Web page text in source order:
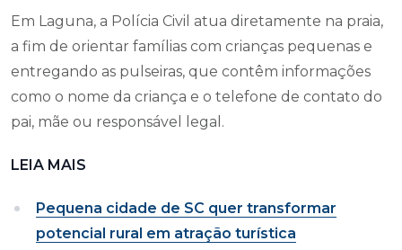
Em Laguna, a Polícia Civil atua diretamente na praia,
a fim de orientar famílias com crianças pequenas e
entregando as pulseiras, que contêm informações
como o nome da criança e o telefone de contato do
pai, mãe ou responsável legal.
LEIA MAIS
Pequena cidade de SC quer transformar
potencial rural em atração turística